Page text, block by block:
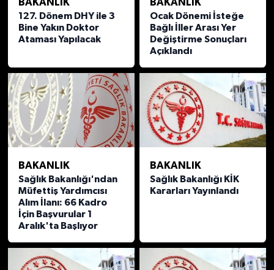
BAKANLIK
127. Dönem DHY ile 3
Bine Yakın Doktor
Ataması Yapılacak
BAKANLIK
Ocak Dönemi İsteğe
Bağlı İller Arası Yer
Değiştirme Sonuçları
Açıklandı
BAKANLIK
Sağlık Bakanlığı'ndan
Müfettiş Yardımcısı
Alım İlanı: 66 Kadro
İçin Başvurular 1
Aralık'ta Başlıyor
BAKANLIK
Sağlık Bakanlığı KİK
Kararları Yayınlandı